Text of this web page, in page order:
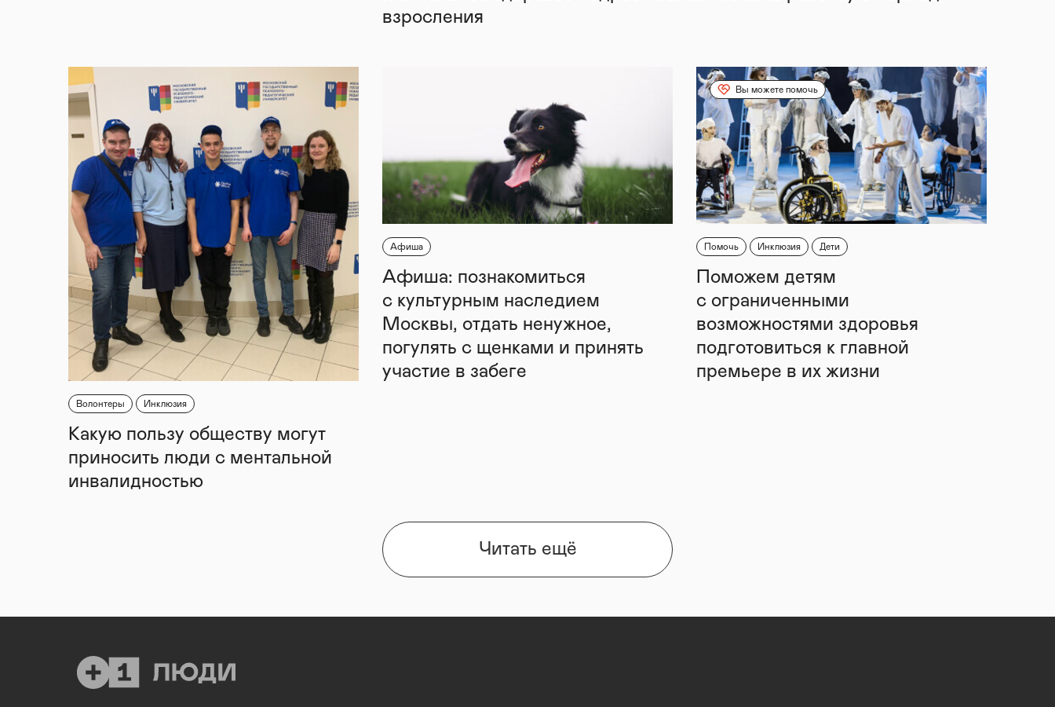
взросления
Волонтеры Инклюзия
Какую пользу обществу могут
приносить люди с ментальной
инвалидностью
Афиша
Афиша: познакомиться
с культурным наследием
Москвы, отдать ненужное,
погулять с щенками и принять
участие в забеге
Вы можете помочь
Помочь Инклюзия Дети
Поможем детям
с ограниченными
возможностями здоровья
подготовиться к главной
премьере в их жизни
Читать ещё